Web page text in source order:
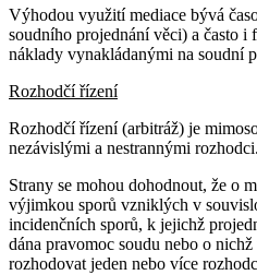
Výhodou využití mediace bývá
soudního projednání věci) a často i
náklady vynakládanými na soudní
Rozhodčí řízení
Rozhodčí řízení (arbitráž) je
nezávislými a nestrannými rozhodci.
Strany se mohou dohodnout, že o
výjimkou sporů vzniklých v
incidenčních sporů, k jejichž
dána pravomoc soudu nebo o
rozhodovat jeden nebo více